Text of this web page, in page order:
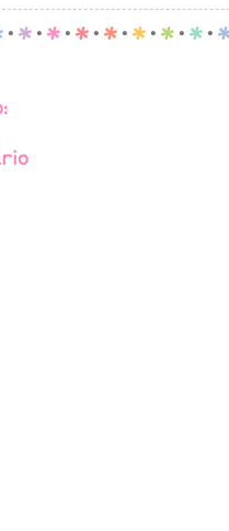
. p . p . p . p . p . p . p .